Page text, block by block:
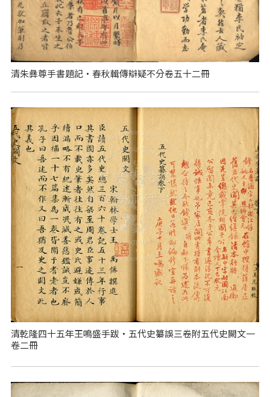
清朱彝尊手書題記‧春秋輯傳辯疑不分卷五十二冊
清乾隆四十五年王鳴盛手跋‧五代史纂誤三卷附五代史闕文一
卷二冊